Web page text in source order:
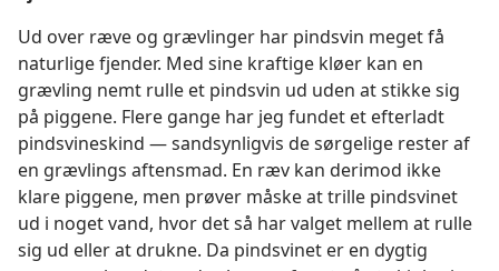
Ud over ræve og grævlinger har pindsvin meget få
naturlige fjender. Med sine kraftige kløer kan en
grævling nemt rulle et pindsvin ud uden at stikke sig
på piggene. Flere gange har jeg fundet et efterladt
pindsvineskind — sandsynligvis de sørgelige rester af
en grævlings aftensmad. En ræv kan derimod ikke
klare piggene, men prøver måske at trille pindsvinet
ud i noget vand, hvor det så har valget mellem at rulle
sig ud eller at drukne. Da pindsvinet er en dygtig